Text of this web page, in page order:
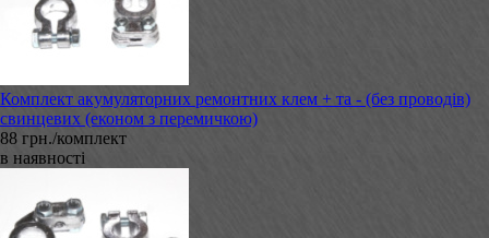
Комплект акумуляторних ремонтних клем + та - (без проводів)
свинцевих (економ з перемичкою)
88 грн./комплект
в наявності